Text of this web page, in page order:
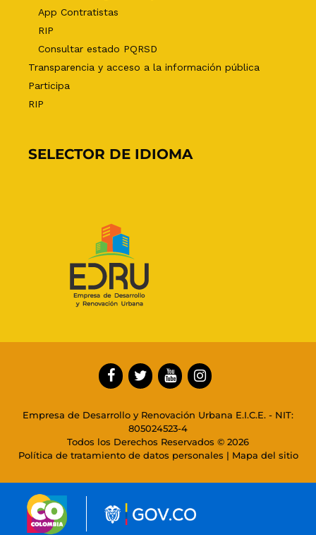
App Contratistas
RIP
Consultar estado PQRSD
Transparencia y acceso a la información pública
Participa
RIP
SELECTOR DE IDIOMA
Empresa de Desarrollo y Renovación Urbana E.I.C.E. - NIT:
805024523-4
Todos los Derechos Reservados © 2026
Política de tratamiento de datos personales | Mapa del sitio